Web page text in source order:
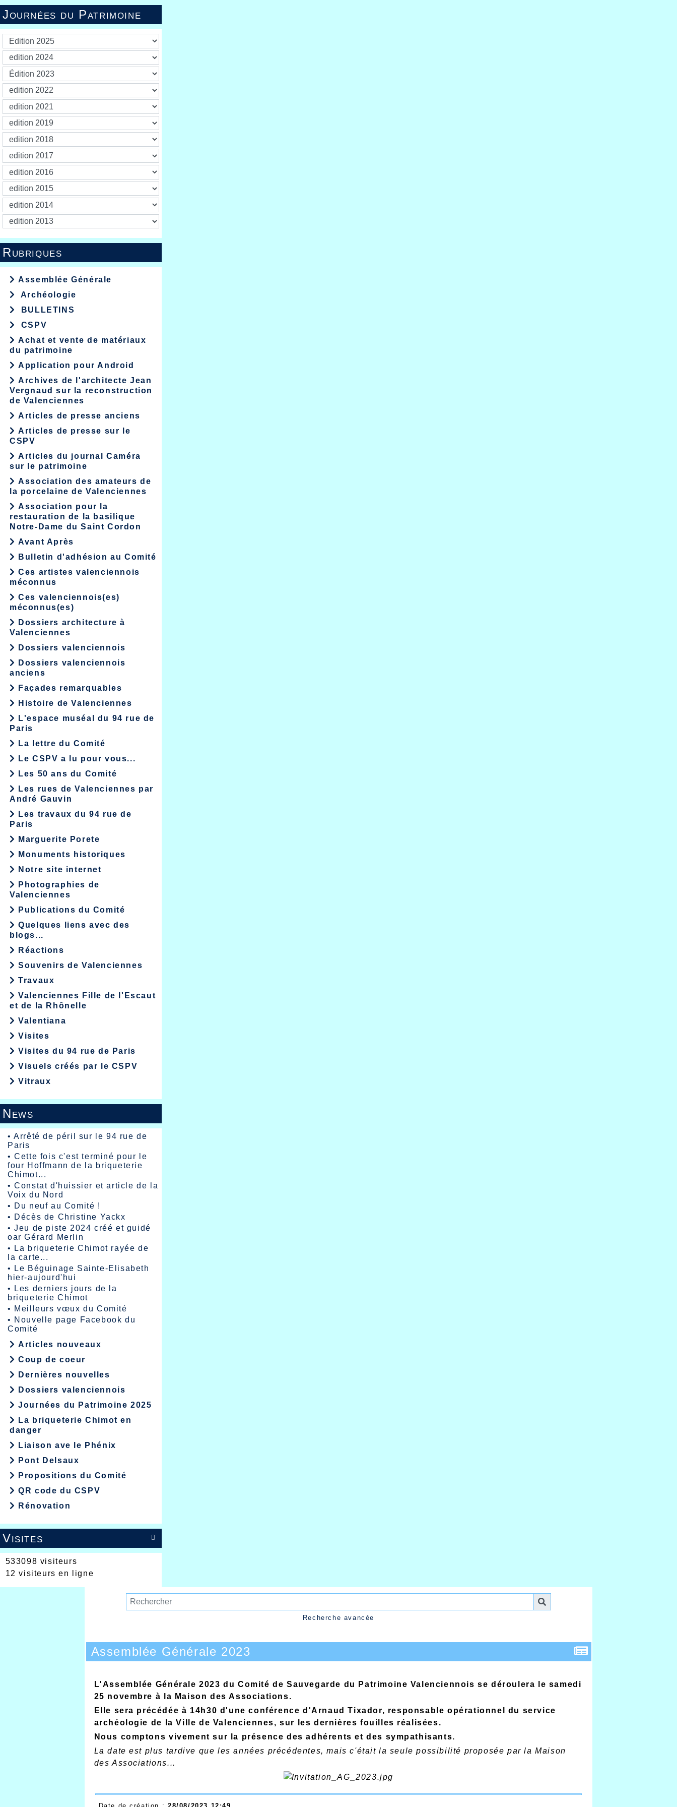
Journées du Patrimoine
Rubriques
Assemblée Générale
Archéologie
BULLETINS
CSPV
Achat et vente de matériaux
du patrimoine
Application pour Android
Archives de l'architecte Jean
Vergnaud sur la reconstruction
de Valenciennes
Articles de presse anciens
Articles de presse sur le
CSPV
Articles du journal Caméra
sur le patrimoine
Association des amateurs de
la porcelaine de Valenciennes
Association pour la
restauration de la basilique
Notre-Dame du Saint Cordon
Avant Après
Bulletin d'adhésion au Comité
Ces artistes valenciennois
méconnus
Ces valenciennois(es)
méconnus(es)
Dossiers architecture à
Valenciennes
Dossiers valenciennois
Dossiers valenciennois
anciens
Façades remarquables
Histoire de Valenciennes
L'espace muséal du 94 rue de
Paris
La lettre du Comité
Le CSPV a lu pour vous...
Les 50 ans du Comité
Les rues de Valenciennes par
André Gauvin
Les travaux du 94 rue de
Paris
Marguerite Porete
Monuments historiques
Notre site internet
Photographies de
Valenciennes
Publications du Comité
Quelques liens avec des
blogs...
Réactions
Souvenirs de Valenciennes
Travaux
Valenciennes Fille de l'Escaut
et de la Rhônelle
Valentiana
Visites
Visites du 94 rue de Paris
Visuels créés par le CSPV
Vitraux
News
•Arrêté de péril sur le 94 rue de
Paris
•Cette fois c'est terminé pour le
four Hoffmann de la briqueterie
Chimot...
•Constat d'huissier et article de la
Voix du Nord
• Du neuf au Comité !
• Décès de Christine Yackx
•Jeu de piste 2024 créé et guidé
oar Gérard Merlin
•
La briqueterie Chimot rayée de
la carte...
•
Le Béguinage Sainte-Elisabeth
hier-aujourd'hui
•
Les derniers jours de la
briqueterie Chimot
• Meilleurs vœux du Comité
• Nouvelle page Facebook du
Comité
Articles nouveaux
Coup de coeur
Dernières nouvelles
Dossiers valenciennois
Journées du Patrimoine 2025
La briqueterie Chimot en
danger
Liaison ave le Phénix
Pont Delsaux
Propositions du Comité
QR code du CSPV
Rénovation

Visites
533098 visiteurs
12 visiteurs en ligne
Recherche avancée
Assemblée Générale 2023
L'Assemblée Générale 2023 du Comité de Sauvegarde du Patrimoine Valenciennois se déroulera le samedi
25 novembre à la Maison des Associations.
Elle sera précédée à 14h30 d'une conférence d'Arnaud Tixador, responsable opérationnel du service
archéologie de la Ville de Valenciennes, sur les dernières fouilles réalisées.
Nous comptons vivement sur la présence des adhérents et des sympathisants.
La date est plus tardive que les années précédentes, mais c'était la seule possibilité proposée par la Maison
des Associations...